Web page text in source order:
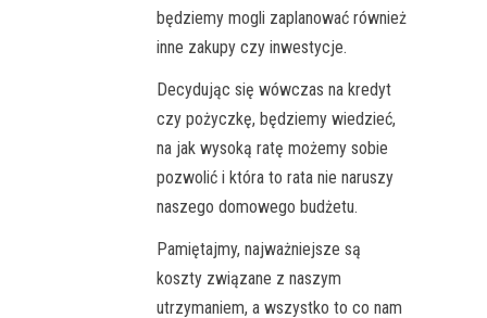
będziemy mogli zaplanować również
inne zakupy czy inwestycje.
Decydując się wówczas na kredyt
czy pożyczkę, będziemy wiedzieć,
na jak wysoką ratę możemy sobie
pozwolić i która to rata nie naruszy
naszego domowego budżetu.
Pamiętajmy, najważniejsze są
koszty związane z naszym
utrzymaniem, a wszystko to co nam